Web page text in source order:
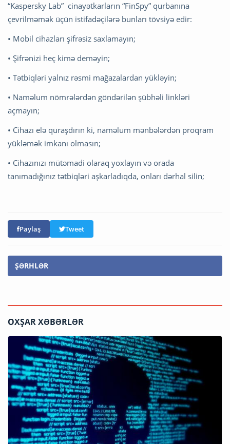
“Kaspersky Lab” cinayətkarların “FinSpy” qurbanına
çevrilməmək üçün istifadəçilərə bunları tövsiyə edir:
• Mobil cihazları şifrəsiz saxlamayın;
• Şifrənizi heç kimə deməyin;
• Tətbiqləri yalnız rəsmi mağazalardan yükləyin;
• Naməlum nömrələrdən göndərilən şübhəli linkləri
açmayın;
• Cihazı elə quraşdırın ki, naməlum mənbələrdən proqram
yükləmək imkanı olmasın;
• Cihazınızı mütəmadi olaraq yoxlayın və orada
tanımadığınız tətbiqləri aşkarladıqda, onları dərhal silin;
Paylaş Tweet
ŞƏRHLƏR
OXŞAR XƏBƏRLƏR